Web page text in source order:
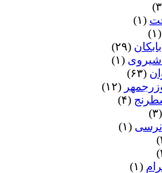
(۱)
(۱)
(۲۹)
شیروی (۱)
(۶۳)
(۱۲)
(۴)
(۳)
نرسى‏ (۱)
(۱)